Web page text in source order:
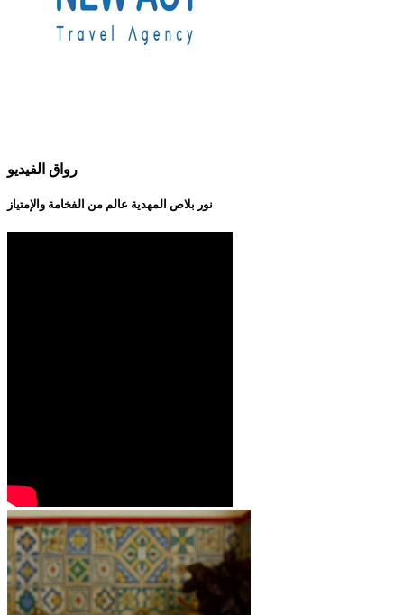
رواق الفيديو
نور بلاص المهدية عالم من الفخامة والإمتياز